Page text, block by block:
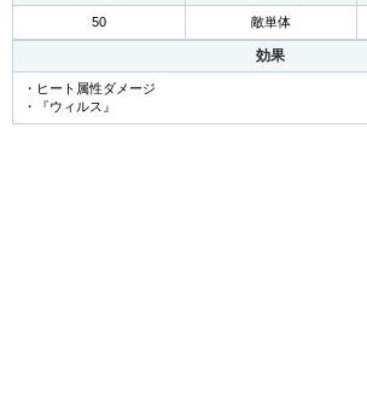
50 敵単体
効果
・ヒート属性ダメージ
・『ウィルス』